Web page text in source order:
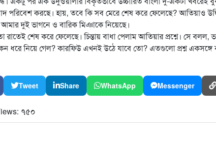
পরিবেশ করছে। হায়, তবে কি সব মেরে শেষ করে ফেলেছে? আতিয়াও
আমার দুই ভাগনে ও বারিক মিঞাকে নিয়েছে।
রাতেই শেষ করে ফেলেছে। চিন্তায় বাধা পেলাম আতিয়ার প্রশ্নে। সে
ধরে নিয়ে গেল? কারফিউ এখনই উঠে যাবে তো? এতগুলো প্রশ্ন
Tweet Share WhatsApp Messenger
৭৫০